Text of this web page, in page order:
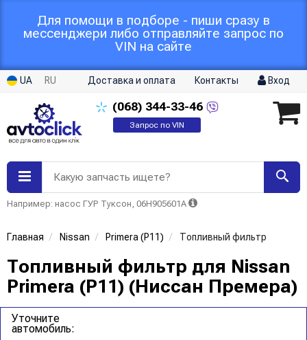
Для помощи в подборе - пиши сразу в
мессенджери либо отправляйте запрос по
VIN на сайте
UA RU Доставка и оплата Контакты Вход
(068) 344-33-46
Запрос по VIN
Какую запчасть ищете?
Например: насос ГУР Туксон, 06H905601A
Главная Nissan Primera (P11) Топливный фильтр
Топливный фильтр для Nissan
Primera (P11) (Ниссан Премера)
Уточните
автомобиль: